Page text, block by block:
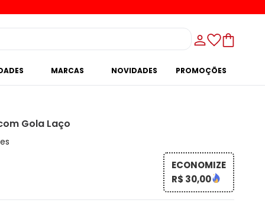
MARCAS NOVIDADES PROMOÇÕES
Gola Laço
ECONOMIZE
R$ 30,00